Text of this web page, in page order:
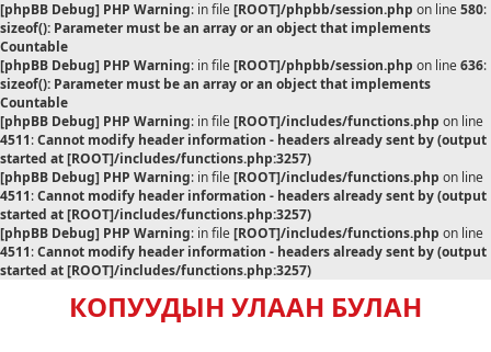
[phpBB Debug] PHP Warning: in file[ROOT]/phpbb/session.php on line580:
sizeof(): Parameter must be an array or an object that implements
Countable
[phpBB Debug] PHP Warning: in file[ROOT]/phpbb/session.php on line636:
sizeof(): Parameter must be an array or an object that implements
Countable
[phpBB Debug] PHP Warning: in file[ROOT]/includes/functions.php on line
4511:Cannot modify header information - headers already sent by (output
started at [ROOT]/includes/functions.php:3257)
[phpBB Debug] PHP Warning: in file[ROOT]/includes/functions.php on line
4511:Cannot modify header information - headers already sent by (output
started at [ROOT]/includes/functions.php:3257)
[phpBB Debug] PHP Warning: in file[ROOT]/includes/functions.php on line
4511:Cannot modify header information - headers already sent by (output
started at [ROOT]/includes/functions.php:3257)
КОПУУДЫН УЛААН БУЛАН